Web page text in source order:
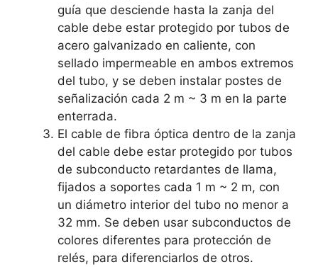
guía que desciende hasta la zanja del
cable debe estar protegido por tubos de
acero galvanizado en caliente, con
sellado impermeable en ambos extremos
del tubo, y se deben instalar postes de
señalización cada 2 m ~ 3 m en la parte
enterrada.
El cable de fibra óptica dentro de la zanja
del cable debe estar protegido por tubos
de subconducto retardantes de llama,
fijados a soportes cada 1 m ~ 2 m, con
un diámetro interior del tubo no menor a
32 mm. Se deben usar subconductos de
colores diferentes para protección de
relés, para diferenciarlos de otros.